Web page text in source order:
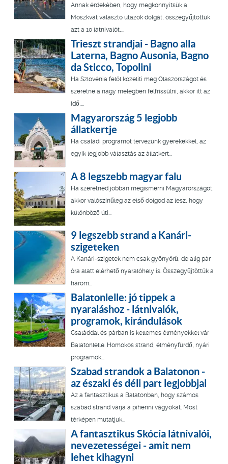
Annak érdekében, hogy megkönnyítsük a
Moszkvát választó utazók dolgát, összegyűjtöttük
azt a 10 látnivalót,...
Trieszt strandjai - Bagno alla
Laterna, Bagno Ausonia, Bagno
da Sticco, Topolini
Ha Szlovénia felöl közelíti meg Olaszországot és
szeretne a nagy melegben felfrissülni, akkor itt az
idő,...
Magyarország 5 legjobb
állatkertje
Ha családi programot tervezünk gyerekekkel, az
egyik legjobb választás az állatkert…
A 8 legszebb magyar falu
Ha szeretnéd jobban megismerni Magyarországot,
akkor valószínűleg az első dolgod az lesz, hogy
különböző úti...
9 legszebb strand a Kanári-
szigeteken
A Kanári-szigetek nem csak gyönyörű, de alig pár
óra alatt elérhető nyaralóhely is. Összegyűjtöttük a
három...
Balatonlelle: jó tippek a
nyaraláshoz - látnivalók,
programok, kirándulások
Családdal és párban is kellemes élményekkel vár
Balatonlelle. Homokos strand, élményfürdő, nyári
programok...
Szabad strandok a Balatonon -
az északi és déli part legjobbjai
Az a fantasztikus a Balatonban, hogy számos
szabad strand várja a pihenni vágyókat. Most
térképen mutatjuk...
A fantasztikus Skócia látnivalói,
nevezetességei - amit nem
lehet kihagyni